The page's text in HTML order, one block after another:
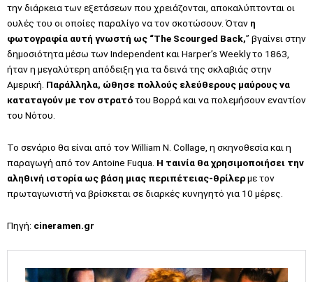
την διάρκεια των εξετάσεων που χρειάζονται, αποκαλύπτονται οι
ουλές του οι οποίες παραλίγο να τον σκοτώσουν. Όταν η
φωτογραφία αυτή γνωστή ως “The Scourged Back,” βγαίνει στην
δημοσιότητα μέσω των Independent και Harper’s Weekly το 1863,
ήταν η μεγαλύτερη απόδειξη για τα δεινά της σκλαβιάς στην
Αμερική. Παράλληλα, ώθησε πολλούς ελεύθερους μαύρους να
καταταγούν με τον στρατότου Βορρά και να πολεμήσουν εναντίον
του Νότου.
Το σενάριο θα είναι από τον William N. Collage, η σκηνοθεσία και η
παραγωγή από τον Antoine Fuqua. Η ταινία θα χρησιμοποιήσει την
αληθινή ιστορία ως βάση μιας περιπέτειας-θρίλερμε τον
πρωταγωνιστή να βρίσκεται σε διαρκές κυνηγητό για 10 μέρες.
Πηγή: cineramen.gr